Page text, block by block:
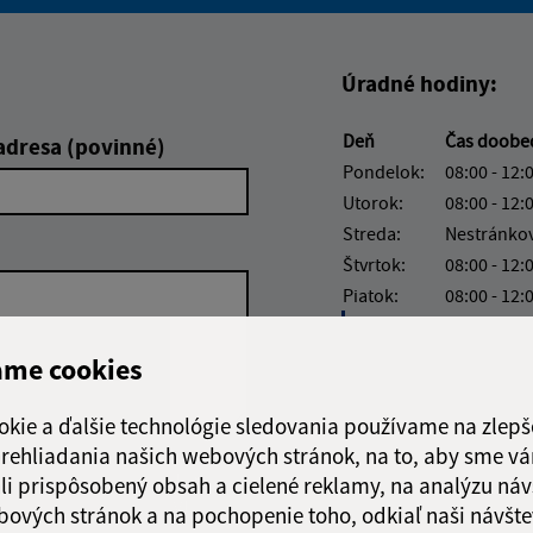
cookies
a ďalšie technológie sledovania používame na
našich webových stránok, na to, aby sme
prispôsobený obsah a cielené reklamy, na analýzu
stránok a na pochopenie toho, odkiaľ naši
(povinné)
Google reCaptcha Response
Odoslať
správu
Úradné hodiny:
Deň Čas
Pondelok:
08:00 -
Utorok:
08:00 -
Streda:
Štvrtok:
08:00 -
Piatok:
08:00 -